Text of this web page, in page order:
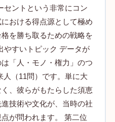
セントという非常にコン
おける得点源として極め
を勝ち取るための戦略を
やすいトピック データが
「人・モノ・権力」のつ
人（11問）です。単に大
、彼らがもたらした須恵
技術や文化が、当時の社
が問われます。 第二位